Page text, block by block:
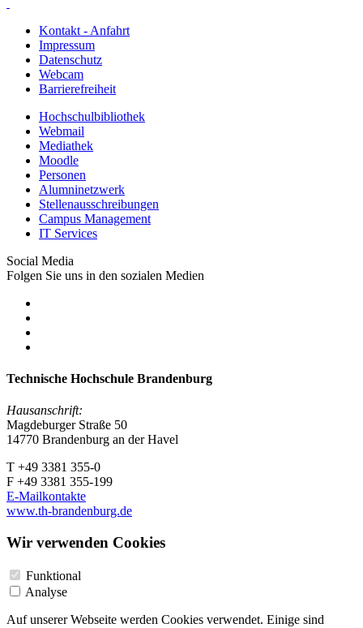
Kontakt - Anfahrt
Impressum
Datenschutz
Webcam
Barrierefreiheit
Hochschulbibliothek
Webmail
Mediathek
Moodle
Personen
Alumninetzwerk
Stellenausschreibungen
Campus Management
IT Services
Social Media
Folgen Sie uns in den sozialen Medien
Technische Hochschule Brandenburg
Hausanschrift:
Magdeburger Straße 50
14770 Brandenburg an der Havel
T +49 3381 355-0
F +49 3381 355-199
E-Mailkontakte
www.th-brandenburg.de
Wir verwenden Cookies
Funktional
Analyse
Auf unserer Webseite werden Cookies verwendet. Einige sind